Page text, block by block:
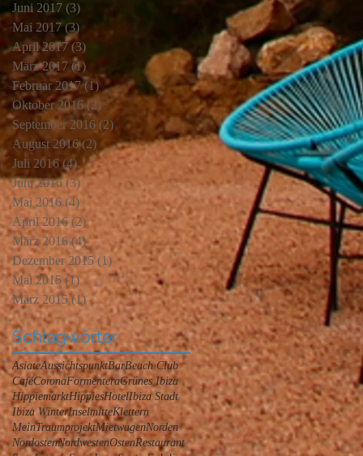
Juni 2017 (3) 3 Beiträge
Mai 2017 (3) 3 Beiträge
April 2017 (3)
März 2017 (1)
Februar 2017 (1)1 Beitrag
Oktober 2016 (2) 2 Beiträge
September 2016 (2) 2 Beiträge
August 2016 (2) 2 Beiträge
Juli 2016 (4)4 Beiträge
Juni 2016 (3) 3 Beiträge
Mai 2016 (4) 4 Beiträge
April 2016 (2)2 Beiträge
März 2016 (4)4 Beiträge
Dezember 2015 (1) 1 Beitrag
Mai 2015 (1)1 Beitrag
März 2015 (1) 1 Beitrag
Schlagwörter
AsiateAussichtspunktBarBeach Club
CaféCoronaFormenteraGrünes Ibiza
HippiemarktHippiesHotelIbiza Stadt
Ibiza WinterInselmitteKlettern
MeinTraumprojektMietwagenNorden
NordostenNordwestenOstenRestaurant